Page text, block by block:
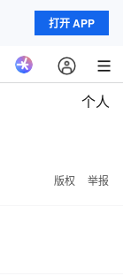
打开 APP
个人
版权 举报